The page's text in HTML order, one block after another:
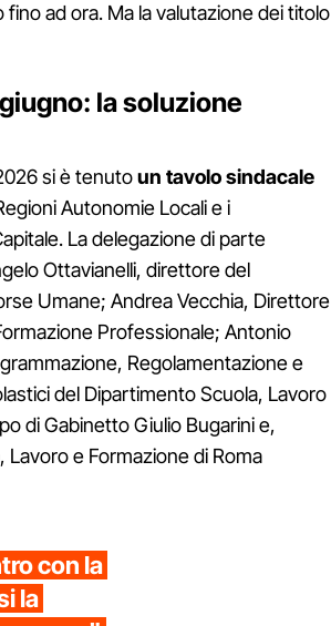
ad ora. Ma la valutazione dei titolo
la soluzione
si è tenutoun tavolo sindacale
Autonomie Locali e i
La delegazione di parte
Ottavianelli, direttore del
Umane; Andrea Vecchia, Direttore
Professionale; Antonio
Regolamentazione e
del Dipartimento Scuola, Lavoro
di Gabinetto Giulio Bugarini e,
e Formazione di Roma
con la
la